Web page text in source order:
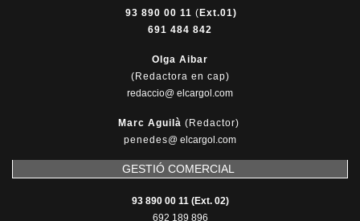
93 890 00 11 ( Ext.01)
691 484 842
Olga Aibar
(Redactora en cap)
redaccio@ elcargol.com
Marc Aguilà (Redactor)
penedes@ elcargol.com
GESTIÓ COMERCIAL
93 890 00 11 (Ext. 02)
692 189 896